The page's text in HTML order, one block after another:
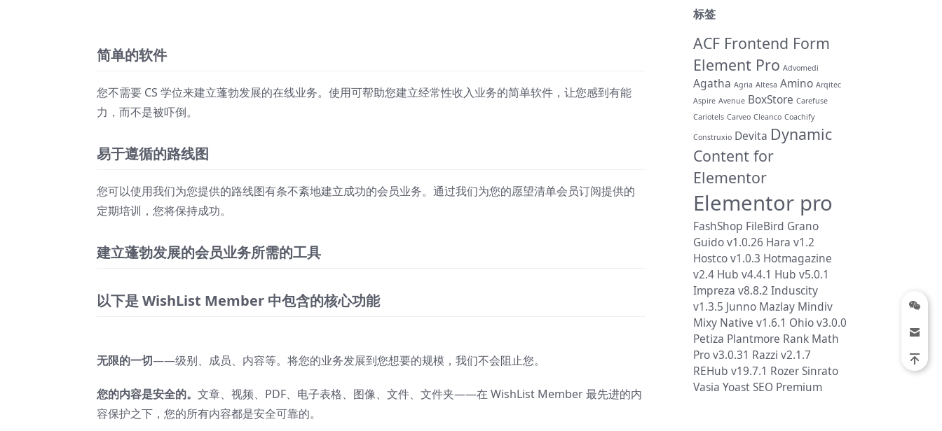
简单的软件
您不需要 CS 学位来建立蓬勃发展的在线业务。使用可帮助您建立经常性收入业务的简单软件，让您感到有能
力，而不是被吓倒。
易于遵循的路线图
您可以使用我们为您提供的路线图有条不紊地建立成功的会员业务。通过我们为您的愿望清单会员订阅提供的
定期培训，您将保持成功。
建立蓬勃发展的会员业务所需的工具
以下是 WishList Member 中包含的核心功能
无限的一切——级别、成员、内容等。将您的业务发展到您想要的规模，我们不会阻止您。
您的内容是安全的。 文章、视频、PDF、电子表格、图像、文件、文件夹——在 WishList Member 最先进的内
容保护之下，您的所有内容都是安全可靠的。
标签
ACF Frontend Form
Element Pro Advomedi
Agatha Agria Altesa Amino Arqitec
Aspire Avenue BoxStore Carefuse
Cariotels Carveo Cleanco Coachify
Construxio Devita Dynamic
Content for
Elementor
Elementor pro
FashShop FileBird Grano
Guido v1.0.26 Hara v1.2
Hostco v1.0.3 Hotmagazine
v2.4 Hub v4.4.1 Hub v5.0.1
Impreza v8.8.2 Induscity
v1.3.5 Junno Mazlay Mindiv
Mixy Native v1.6.1 Ohio v3.0.0
Petiza Plantmore Rank Math
Pro v3.0.31 Razzi v2.1.7
REHub v19.7.1 RozerSinrato
Vasia Yoast SEO Premium